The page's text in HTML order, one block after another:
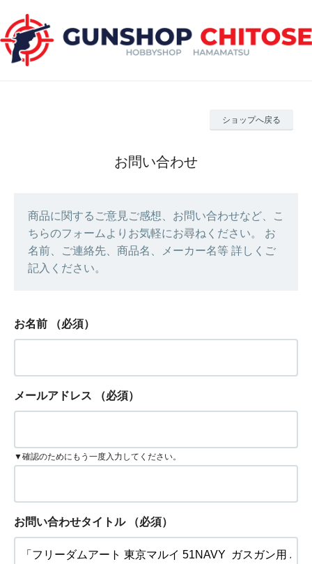
ショップへ戻る
お問い合わせ
商品に関するご意見ご感想、お問い合わせなど、こ
ちらのフォームよりお気軽にお尋ねください。 お
名前、ご連絡先、商品名、メーカー名等 詳しくご
記入ください。
お名前 （必須）
メールアドレス （必須）
▼確認のためにもう一度入力してください。
お問い合わせタイトル （必須）